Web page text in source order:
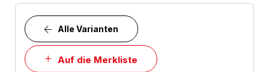
Auf die Merkliste
Alle Varianten